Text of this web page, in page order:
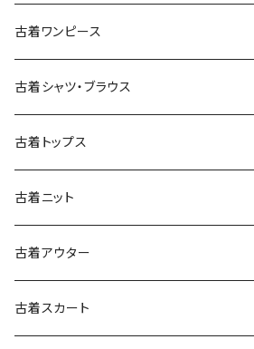
古着ワンピース
古着長袖ワンピース
古着半袖ワンピース
古着ノースリーブワンピース
古着キャミソールワンピース
古着ベアトップワンピース
古着シャツ・ブラウス
古着長袖シャツ・ブラウス
古着半袖シャツ・ブラウス
古着ノースリーブシャツ・ブラウス
古着トップス
古着スウェット&パーカー
古着スウェット
古着パーカー
古着プルオーバー
古着長袖プルオーバー
古着Ｔシャツ
古着ニット
古着セーター
古着カーディガン
古着アウター
古着ライトジャケット
古着スカート